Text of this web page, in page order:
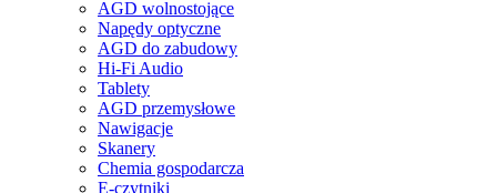
AGD wolnostojące
Napędy optyczne
AGD do zabudowy
Hi-Fi Audio
Tablety
AGD przemysłowe
Nawigacje
Skanery
Chemia gospodarcza
E-czytniki